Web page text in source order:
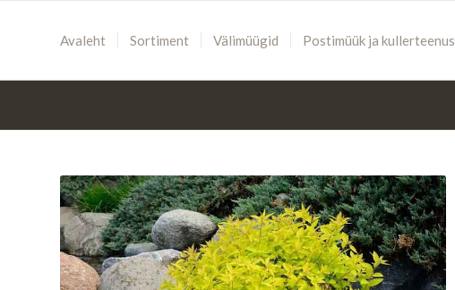
Avaleht Sortiment Välimüügid Postimüük ja kullerteenus